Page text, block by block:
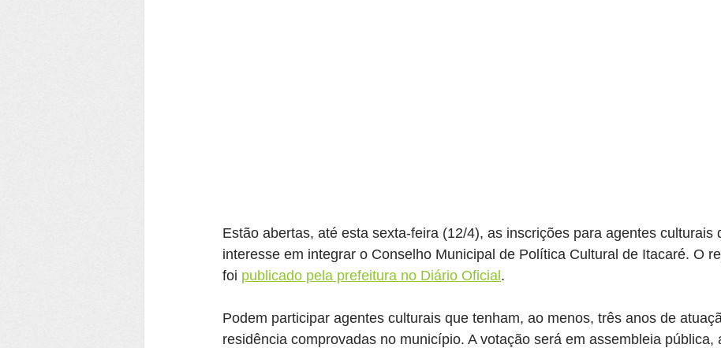
Estão abertas, até esta sexta-feira (12/4), as inscrições para agentes culturais
interesse em integrar o Conselho Municipal de Política Cultural de Itacaré. O
foi publicado pela prefeitura no Diário Oficial.
Podem participar agentes culturais que tenham, ao menos, três anos de
residência comprovadas no município. A votação será em assembleia pública,